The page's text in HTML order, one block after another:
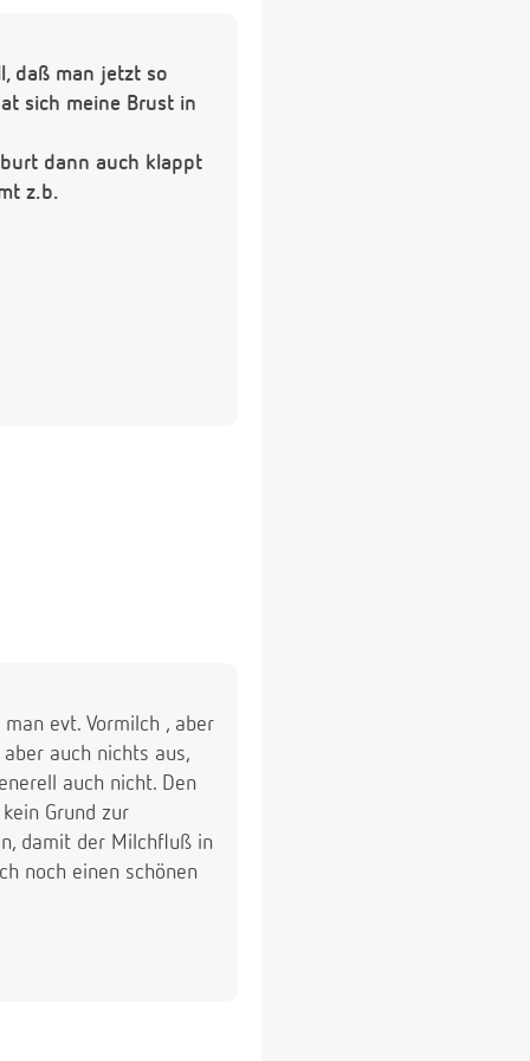
daß man jetzt so
sich meine Brust in
dann auch klappt
z.b.
evt. Vormilch , aber
auch nichts aus,
auch nicht. Den
Grund zur
damit der Milchfluß in
noch einen schönen